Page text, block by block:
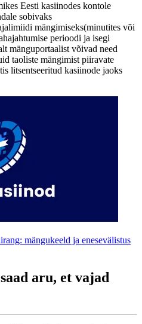
Eesti kasiinodes kontole
sobivaks
mängimiseks(minutites või
perioodi ja isegi
mänguportaalist võivad need
taoliste mängimist piiravate
litsentseeritud kasiinode jaoks
mängukeeld ja enesevälistus
aru, et vajad